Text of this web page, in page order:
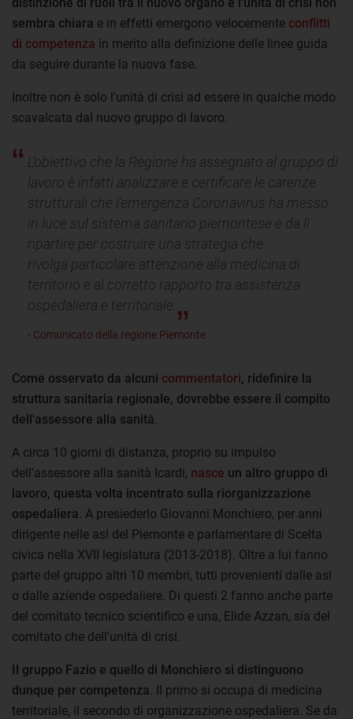
sembra chiara e in effetti emergono velocemente conflitti
di competenza in merito alla definizione delle linee guida
da seguire durante la nuova fase.
Inoltre non è solo l'unità di crisi ad essere in qualche modo
scavalcata dal nuovo gruppo di lavoro.
L’obiettivo che la Regione ha assegnato al gruppo di
lavoro è infatti analizzare e certificare le carenze
strutturali che l’emergenza Coronavirus ha messo
in luce sul sistema sanitario piemontese e da lì
ripartire per costruire una strategia che
rivolga particolare attenzione alla medicina di
territorio e al corretto rapporto tra assistenza
ospedaliera e territoriale.
- Comunicato della regione Piemonte
Come osservato da alcuni commentatori, ridefinire la
struttura sanitaria regionale, dovrebbe essere il compito
dell'assessore alla sanità
A circa 10 giorni di distanza, proprio su impulso
dell'assessore alla sanità Icardi, nasce un altro gruppo di
lavoro, questa volta incentrato sulla riorganizzazione
ospedaliera . A presiederlo Giovanni Monchiero, per anni
dirigente nelle asl del Piemonte e parlamentare di Scelta
civica nella XVII legislatura (2013-2018). Oltre a lui fanno
parte del gruppo altri 10 membri, tutti provenienti dalle asl
o dalle aziende ospedaliere. Di questi 2 fanno anche parte
del comitato tecnico scientifico e una, Elide Azzan, sia del
comitato che dell'unità di crisi.
Il gruppo Fazio e quello di Monchiero si distinguono
dunque per competenza . Il primo si occupa di medicina
territoriale, il secondo di organizzazione ospedaliera. Se da